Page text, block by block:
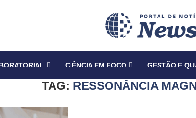
CIÊNCIA EM FOCO GESTÃO E
TAG: RESSONÂNCIA